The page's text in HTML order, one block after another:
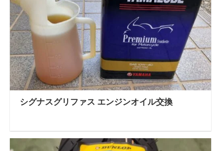
シグナスグリファス エンジンオイル交換